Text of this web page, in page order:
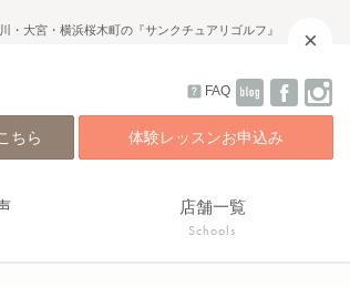
大宮・横浜桜木町の『サンクチュアリゴルフ』
FAQ
ちら 体験レッスンお申込み
店舗一覧
Schools
×